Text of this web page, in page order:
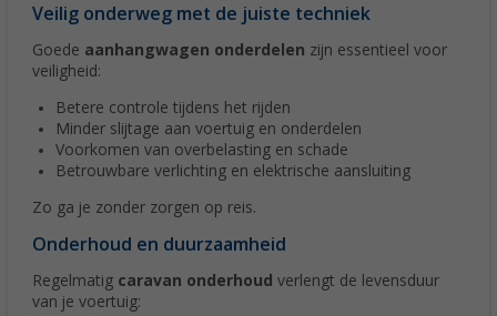
Veilig onderweg met de juiste techniek
Goede aanhangwagen onderdelen zijn essentieel voor
veiligheid:
Betere controle tijdens het rijden
Minder slijtage aan voertuig en onderdelen
Voorkomen van overbelasting en schade
Betrouwbare verlichting en elektrische aansluiting
Zo ga je zonder zorgen op reis.
Onderhoud en duurzaamheid
Regelmatig caravan onderhoud verlengt de levensduur
van je voertuig: